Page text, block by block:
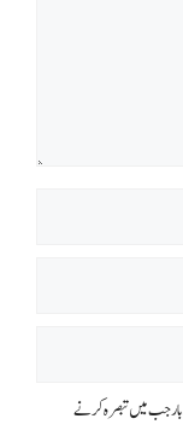
جب میں تبصرہ کرنے